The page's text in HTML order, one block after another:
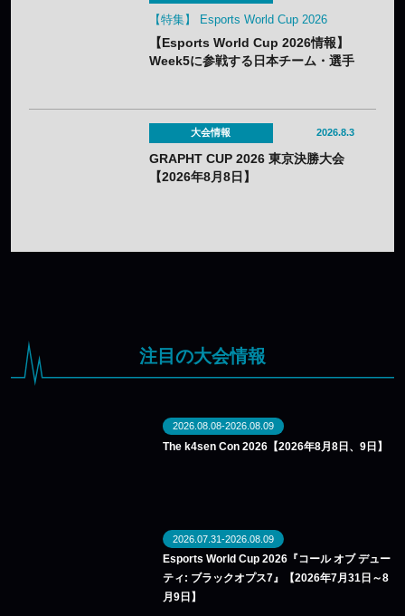
【特集】 Esports World Cup 2026
【Esports World Cup 2026情報】
Week5に参戦する日本チーム・選手
大会情報 2026.8.3
GRAPHT CUP 2026 東京決勝大会
【2026年8月8日】
注目の大会情報
2026.08.08-2026.08.09
The k4sen Con 2026【2026年8月8日、9日】
2026.07.31-2026.08.09
Esports World Cup 2026『コール オブ デュー
ティ: ブラックオプス7』【2026年7月31日～8
月9日】